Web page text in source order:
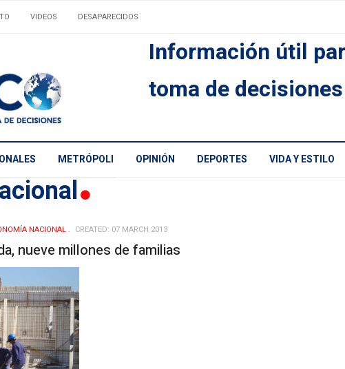
VIDEOS DESAPARECIDOS
Información útil
toma de decisiones
METRÓPOLI OPINIÓN DEPORTES VIDA Y ESTILO
NACIONAL CREATED: 07 MARCH 2013
nueve millones de familias